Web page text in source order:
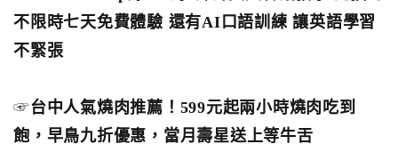
不限時七天免費體驗 還有AI口語訓練 讓英語學習
不緊張
☞台中人氣燒肉推薦！599元起兩小時燒肉吃到
飽，早鳥九折優惠，當月壽星送上等牛舌